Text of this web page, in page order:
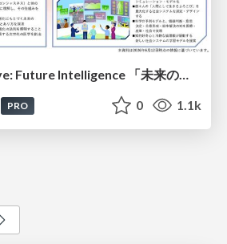
Visionary Initiative: Future Intelligence 「未来の知性と社会の礎を築く」｜Science Tokyo（東京科学大学）
PRO 0 1.1k